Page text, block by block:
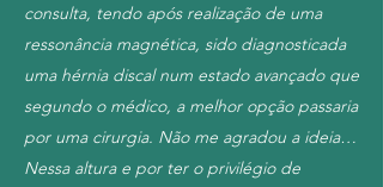
consulta, tendo após realização de uma
ressonância magnética, sido diagnosticada
uma hérnia discal num estado avançado que
segundo o médico, a melhor opção passaria
por uma cirurgia. Não me agradou a ideia…
Nessa altura e por ter o privilégio de